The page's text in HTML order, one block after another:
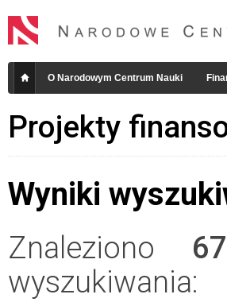
O Narodowym Centrum Nauki
Projekty
Wyniki
Znaleziono
wyszukiwania: